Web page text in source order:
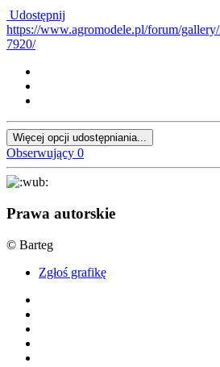
Udostępnij
https://www.agromodele.pl/forum/
7920/
Więcej opcji udostępniania...
Obserwujący 0
Prawa autorskie
© Barteg
Zgłoś grafikę